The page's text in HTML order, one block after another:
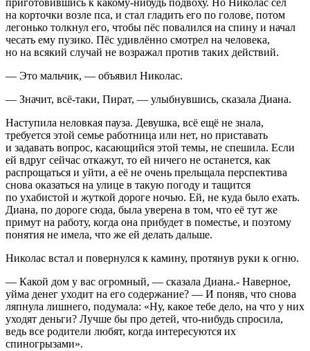
приготовившись к какому-нибудь подвоху. Но Николас сел
на корточки возле пса, и стал гладить его по голове, потом
легонько толкнул его, чтобы пёс повалился на спину и начал
чесать ему пузико. Пёс удивлённо смотрел на человека,
но на всякий случай не возражал против таких действий.
— Это мальчик, — объявил Николас.
— Значит, всё-таки, Пират, — улыбнувшись, сказала Диана.
Наступила неловкая пауза. Девушка, всё ещё не знала,
требуется этой семье работница или нет, но приставать
и задавать вопрос, касающийся этой темы, не спешила. Если
ей вдруг сейчас откажут, то ей ничего не останется, как
распрощаться и уйти, а её не очень прельщала перспектива
снова оказаться на улице в такую погоду и тащится
по ухабистой и жуткой дороге ночью. Ей, не куда было ехать.
Диана, по дороге сюда, была уверена в том, что её тут же
примут на работу, когда она прибудет в поместье, и поэтому
понятия не имела, что же ей делать дальше.
Николас встал и повернулся к камину, протянув руки к огню.
— Какой дом у вас огромный, — сказала Диана.- Наверное,
уйма денег уходит на его содержание? — И поняв, что снова
ляпнула лишнего, подумала: «Ну, какое тебе дело, на что у них
уходят деньги? Лучше бы про детей, что-нибудь спросила,
ведь все родители любят, когда интересуются их
спиногрызами».